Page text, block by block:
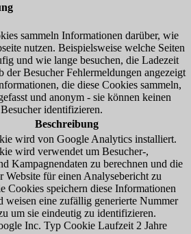
sammeln Informationen darüber, wie
nutzen. Beispielsweise welche Seiten
und wie lange besuchen, die Ladezeit
der Besucher Fehlermeldungen angezeigt
die diese Cookies sammeln,
und anonym - sie können keinen
Besucher identifizieren.
Beschreibung
wird von Google Analytics installiert.
wird verwendet um Besucher-,
Kampagnendaten zu berechnen und die
Website für einen Analysebericht zu
Cookies speichern diese Informationen
weisen eine zufällig generierte Nummer
um sie eindeutig zu identifizieren.
Inc. Typ Cookie Laufzeit 2 Jahre